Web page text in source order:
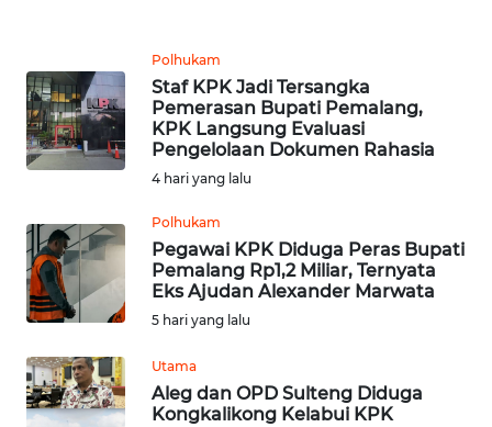
Polhukam
Staf KPK Jadi Tersangka
Pemerasan Bupati Pemalang,
KPK Langsung Evaluasi
Pengelolaan Dokumen Rahasia
4 hari yang lalu
Polhukam
Pegawai KPK Diduga Peras Bupati
Pemalang Rp1,2 Miliar, Ternyata
Eks Ajudan Alexander Marwata
5 hari yang lalu
Utama
Aleg dan OPD Sulteng Diduga
Kongkalikong Kelabui KPK
WN
KEPRI
PAPUA
WN
PAPUA
BARAT
WN
RIAU